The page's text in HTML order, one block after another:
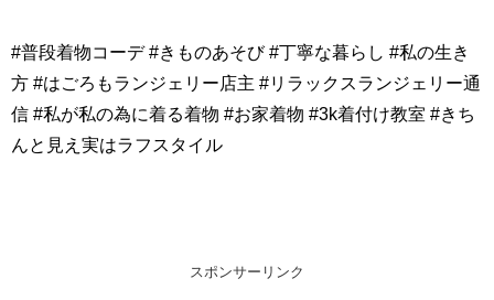
#普段着物コーデ #きものあそび #丁寧な暮らし #私の生き
方 #はごろもランジェリー店主 #リラックスランジェリー通
信 #私が私の為に着る着物 #お家着物 #3k着付け教室 #きち
んと見え実はラフスタイル
スポンサーリンク